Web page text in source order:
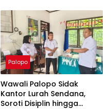
Palopo
Wawali Palopo Sidak
Kantor Lurah Sendana,
Soroti Disiplin hingga